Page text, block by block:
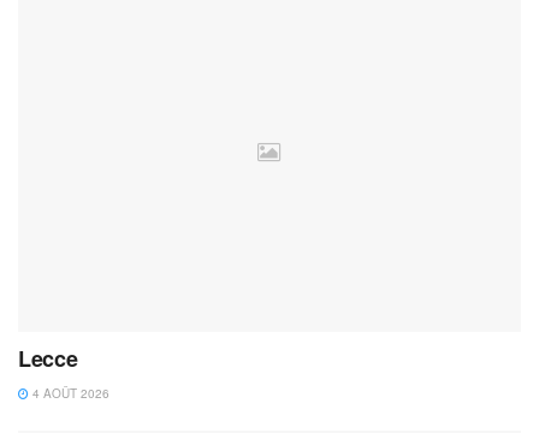
Lecce
4 AOÛT 2026